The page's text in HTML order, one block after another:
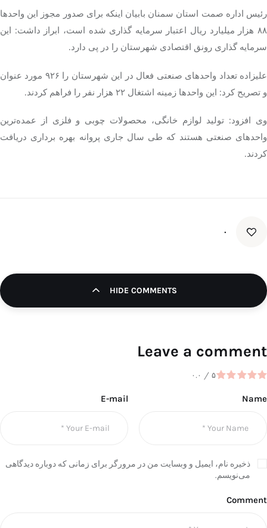
رئیس اداره صمت استان سمنان بابیان اینکه برای صدور مجوز این واحدها
۸۸ هزار میلیارد ریال اعتبار سرمایه گذاری شده است، ابراز داشت: این
سرمایه گذاری رونق اقتصادی شهرستان را در پی دارد.
علیزاده تعداد واحدهای صنعتی فعال در این شهرستان را ۹۲۶ مورد عنوان
و تصریح کرد: این واحدها زمینه اشتغال ۲۲ هزار نفر را فراهم کردند.
وی افزود: تولید لوازم خانگی، محصولات چوبی و فلزی از عمده‌ترین
واحدهای صنعتی هستند که طی سال جاری پروانه بهره برداری دریافت
کردند.
۰
HIDE COMMENTS
Leave a comment
۰.۰ / ۵
Name
E-mail
ذخیره نام، ایمیل و وبسایت من در مرورگر برای زمانی که دوباره دیدگاهی
می‌نویسم.
Comment